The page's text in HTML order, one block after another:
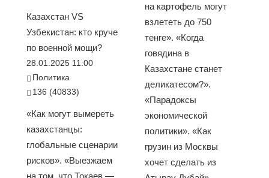
Казахстан VS
Узбекистан: кто круче
по военной мощи?
28.01.2025 11:00
Политика
136 (40833)
«Как могут вымереть
казахстанцы:
глобальные сценарии
рисков». «Выезжаем
на том, что Токаев —
на картофель могут
взлететь до 750
тенге». «Когда
говядина в
Казахстане станет
деликатесом?».
«Парадоксы
экономической
политики». «Как
грузин из Москвы
хочет сделать из